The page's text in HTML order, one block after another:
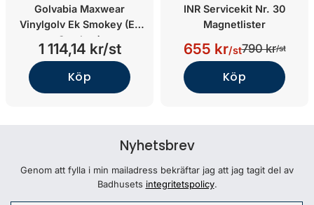
Golvabia Maxwear
Vinylgolv Ek Smokey (Ek
Smokey)
1 114,14 kr/st
Köp
INR Servicekit Nr. 30
Magnetlister
655 kr/st790 kr/st
Köp
Nyhetsbrev
Genom att fylla i min mailadress bekräftar jag att jag tagit del av
Badhusets integritetspolicy.